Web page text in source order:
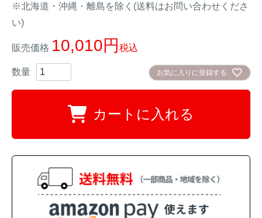
※北海道・沖縄・離島を除く(送料はお問い合わせくださ
い)
販売価格 10,010 税込
お気に入りに登録する
カートに入れる
イノシシ対策
アライグマ対策
サル対策
クマ対策
イタチ・テン・
ヌートリア対策